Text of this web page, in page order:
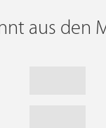
aus den